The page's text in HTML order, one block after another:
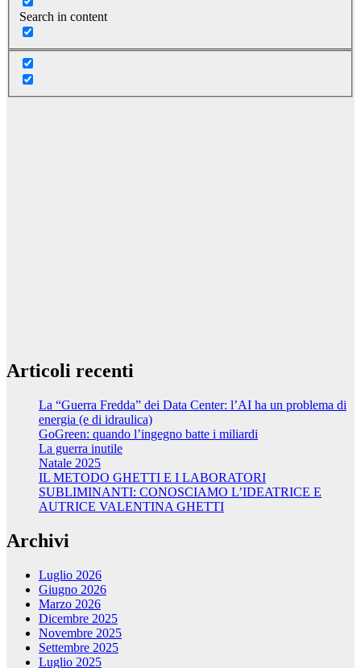
Search in content
Articoli recenti
La “Guerra Fredda” dei Data Center: l’AI ha un problema di
energia (e di idraulica)
GoGreen: quando l’ingegno batte i miliardi
La guerra inutile
Natale 2025
IL METODO GHETTI E I LABORATORI
SUBLIMINANTI: CONOSCIAMO L’IDEATRICE E
AUTRICE VALENTINA GHETTI
Archivi
Luglio 2026
Giugno 2026
Marzo 2026
Dicembre 2025
Novembre 2025
Settembre 2025
Luglio 2025